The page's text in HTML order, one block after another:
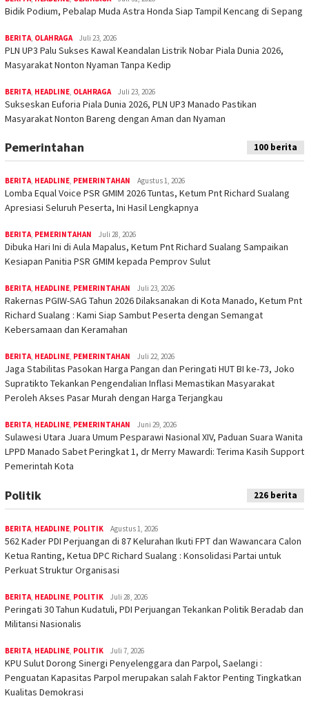
Bidik Podium, Pebalap Muda Astra Honda Siap Tampil Kencang di Sepang
BERITA OLAHRAGA Juli 23, 2026
PLN UP3 Palu Sukses Kawal Keandalan Listrik Nobar Piala Dunia 2026,
Masyarakat Nonton Nyaman Tanpa Kedip
BERITA HEADLINE OLAHRAGA Juli 23, 2026
Sukseskan Euforia Piala Dunia 2026, PLN UP3 Manado Pastikan
Masyarakat Nonton Bareng dengan Aman dan Nyaman
Pemerintahan 100 berita
BERITA, HEADLINE, PEMERINTAHAN Agustus 1, 2026
Lomba Equal Voice PSR GMIM 2026 Tuntas, Ketum Pnt Richard Sualang
Apresiasi Seluruh Peserta, Ini Hasil Lengkapnya
BERITA, PEMERINTAHAN Juli 28, 2026
Dibuka Hari Ini di Aula Mapalus, Ketum Pnt Richard Sualang Sampaikan
Kesiapan Panitia PSR GMIM kepada Pemprov Sulut
BERITA, HEADLINE, PEMERINTAHAN Juli 23, 2026
Rakernas PGIW-SAG Tahun 2026 Dilaksanakan di Kota Manado, Ketum Pnt
Richard Sualang : Kami Siap Sambut Peserta dengan Semangat
Kebersamaan dan Keramahan
BERITA, HEADLINE, PEMERINTAHAN Juli 22, 2026
Jaga Stabilitas Pasokan Harga Pangan dan Peringati HUT BI ke-73, Joko
Supratikto Tekankan Pengendalian Inflasi Memastikan Masyarakat
Peroleh Akses Pasar Murah dengan Harga Terjangkau
BERITA, HEADLINE, PEMERINTAHAN Juni 29, 2026
Sulawesi Utara Juara Umum Pesparawi Nasional XIV, Paduan Suara Wanita
LPPD Manado Sabet Peringkat 1, dr Merry Mawardi: Terima Kasih Support
Pemerintah Kota
Politik 226 berita
BERITA HEADLINE POLITIK Agustus 1, 2026
562 Kader PDI Perjuangan di 87 Kelurahan Ikuti FPT dan Wawancara Calon
Ketua Ranting, Ketua DPC Richard Sualang : Konsolidasi Partai untuk
Perkuat Struktur Organisasi
BERITA HEADLINE POLITIK Juli 28, 2026
Peringati 30 Tahun Kudatuli, PDI Perjuangan Tekankan Politik Beradab dan
Militansi Nasionalis
BERITA HEADLINE POLITIK Juli 7, 2026
KPU Sulut Dorong Sinergi Penyelenggara dan Parpol, Saelangi :
Penguatan Kapasitas Parpol merupakan salah Faktor Penting Tingkatkan
Kualitas Demokrasi